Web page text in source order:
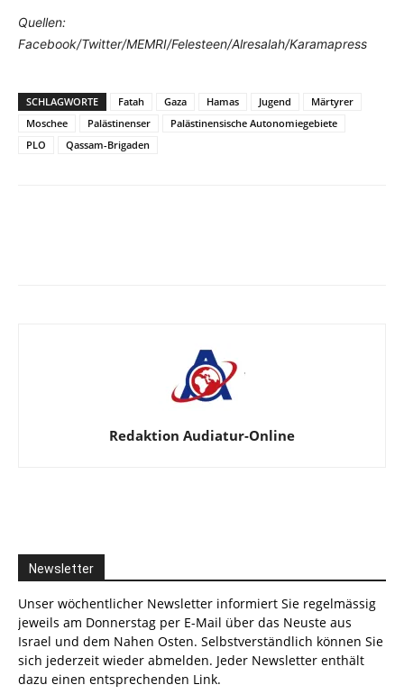
Quellen:
Facebook/Twitter/MEMRI/Felesteen/Alresalah/Karamapress
SCHLAGWORTE Fatah Gaza Hamas Jugend
Märtyrer
Moschee
Palästinenser
Palästinensische Autonomiegebiete
PLO
Qassam-Brigaden
Redaktion Audiatur-Online
Newsletter
Unser wöchentlicher Newsletter informiert Sie regelmässig
jeweils am Donnerstag per E-Mail über das Neuste aus
Israel und dem Nahen Osten. Selbstverständlich können Sie
sich jederzeit wieder abmelden. Jeder Newsletter enthält
dazu einen entsprechenden Link.